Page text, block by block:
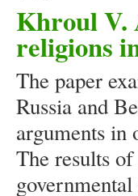
Khroul V.
religions
The paper
Russia and
arguments in
The results